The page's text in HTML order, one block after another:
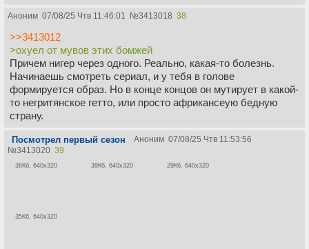
Аноним 07/08/25 Чтв 11:46:01 №3413018 38
>>3413012
>охуел от мувов этих бомжей
Причем нигер через одного. Реально, какая-то болезнь.
Начинаешь смотреть сериал, и у тебя в голове
формируется образ. Но в конце концов он мутирует в какой-
то негритянское гетто, или просто африкансеую бедную
страну.
Посмотрел первый сезон Аноним 07/08/25 Чтв 11:53:56
№3413020 39
36Кб, 640x320 39Кб, 640x320 29Кб, 640x320
35Кб, 640x320